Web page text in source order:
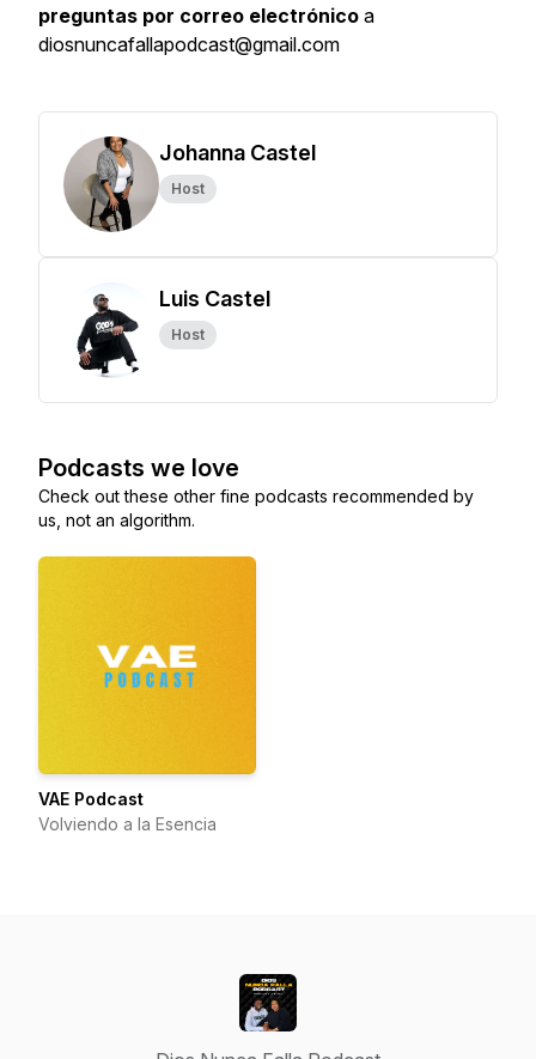
preguntas por correo electrónico a
diosnuncafallapodcast@gmail.com
Johanna Castel
Host
Luis Castel
Host
Podcasts we love
Check out these other fine podcasts recommended by
us, not an algorithm.
VAE Podcast
Volviendo a la Esencia